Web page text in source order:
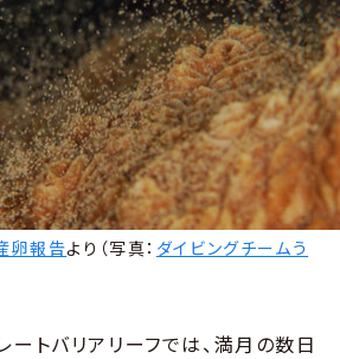
卵報告より（写真： ダイビングチームう
ートバリアリーフでは、満月の数日